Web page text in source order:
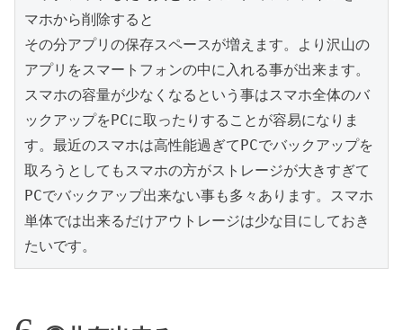
マホから削除すると
その分アプリの保存スペースが増えます。より沢山の
アプリをスマートフォンの中に入れる事が出来ます。
スマホの容量が少なくなるという事はスマホ全体のバ
ックアップをPCに取ったりすることが容易になりま
す。最近のスマホは高性能過ぎてPCでバックアップを
取ろうとしてもスマホの方がストレージが大きすぎて
PCでバックアップ出来ない事も多々あります。スマホ
単体では出来るだけアウトレージは少な目にしておき
たいです。